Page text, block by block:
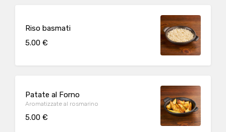
Riso basmati
5.00 €
Patate al Forno
Aromatizzate al rosmarino
5.00 €